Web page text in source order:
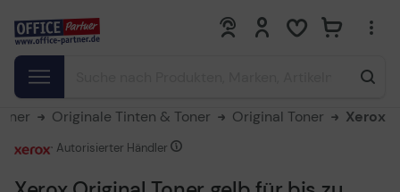
0 0
Originale Tinten & Toner Original Toner Xerox
Autorisierter Händler